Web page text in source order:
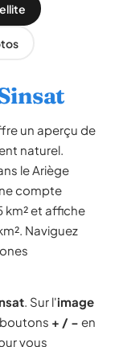
un aperçu de
naturel.
le Ariège
compte
km² et affiche
Naviguez
. Sur l'image
+ / − en
vous